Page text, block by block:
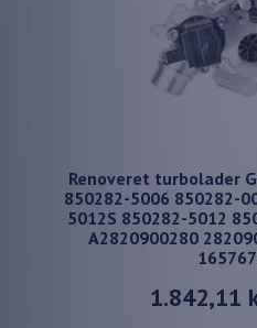
Renoveret turbolader
850282-5006 850282-
5012S 850282-5012
A2820900280
1.842,11